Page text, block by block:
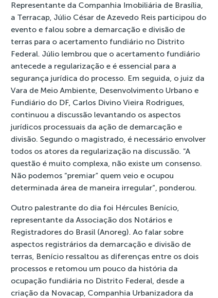
Representante da Companhia Imobiliária de Brasília,
a Terracap, Júlio César de Azevedo Reis participou do
evento e falou sobre a demarcação e divisão de
terras para o acertamento fundiário no Distrito
Federal. Júlio lembrou que o acertamento fundiário
antecede a regularização e é essencial para a
segurança jurídica do processo. Em seguida, o juiz da
Vara de Meio Ambiente, Desenvolvimento Urbano e
Fundiário do DF, Carlos Divino Vieira Rodrigues,
continuou a discussão levantando os aspectos
jurídicos processuais da ação de demarcação e
divisão. Segundo o magistrado, é necessário envolver
todos os atores da regularização na discussão. “A
questão é muito complexa, não existe um consenso.
Não podemos “premiar” quem veio e ocupou
determinada área de maneira irregular”, ponderou.
Outro palestrante do dia foi Hércules Benício,
representante da Associação dos Notários e
Registradores do Brasil (Anoreg). Ao falar sobre
aspectos registrários da demarcação e divisão de
terras, Benício ressaltou as diferenças entre os dois
processos e retomou um pouco da história da
ocupação fundiária no Distrito Federal, desde a
criação da Novacap, Companhia Urbanizadora da